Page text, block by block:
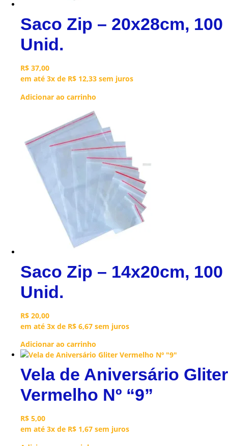
Saco Zip – 20x28cm, 100
Unid.
R$ 37,00
em até 3x de R$ 12,33 sem juros
Adicionar ao carrinho
Saco Zip – 14x20cm, 100
Unid.
R$ 20,00
em até 3x de R$ 6,67 sem juros
Adicionar ao carrinho
Vela de Aniversário Gliter
Vermelho Nº “9”
R$ 5,00
em até 3x de R$ 1,67 sem juros